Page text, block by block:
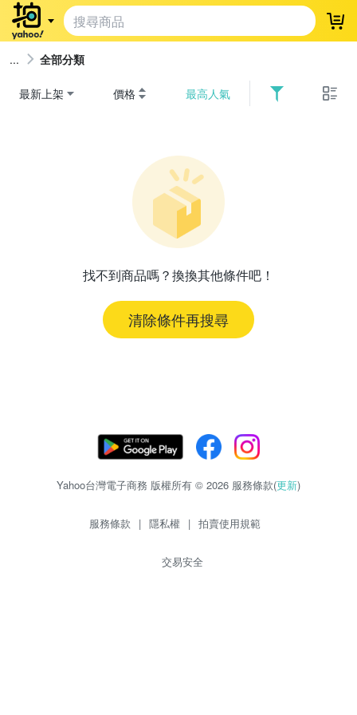
登
全部分類
最新上架 價格 最高人氣
找不到商品嗎？換換其他條件吧！
清除條件再搜尋
Yahoo台灣電子商務 版權所有 © 2026 服務條款(更新)
服務條款 | 隱私權 | 拍賣使用規範
交易安全